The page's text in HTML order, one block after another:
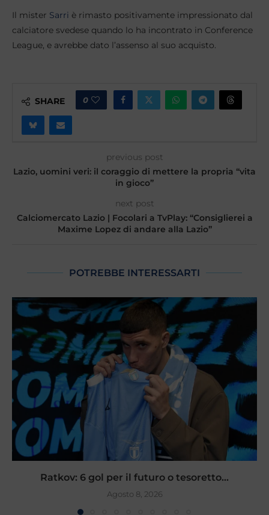
Il mister Sarri è rimasto positivamente impressionato dal
calciatore svedese quando lo ha incontrato in Conference
League, e avrebbe dato l’assenso al suo acquisto.
SHARE 0
previous post
Lazio, uomini veri: il coraggio di mettere la propria “vita
in gioco”
next post
Calciomercato Lazio | Focolari a TvPlay: “Consiglierei a
Maxime Lopez di andare alla Lazio”
POTREBBE INTERESSARTI
Ratkov: 6 gol per il futuro o tesoretto...
Agosto 8, 2026